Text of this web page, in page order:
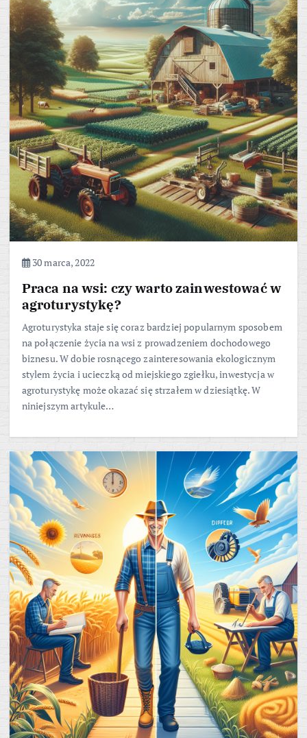
30 marca, 2022
Praca na wsi: czy warto zainwestować w
agroturystykę?
Agroturystyka staje się coraz bardziej popularnym sposobem
na połączenie życia na wsi z prowadzeniem dochodowego
biznesu. W dobie rosnącego zainteresowania ekologicznym
stylem życia i ucieczką od miejskiego zgiełku, inwestycja w
agroturystykę może okazać się strzałem w dziesiątkę. W
niniejszym artykule…